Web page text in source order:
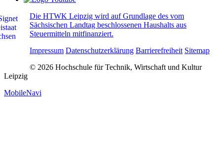
Die HTWK Leipzig wird auf Grundlage des vom
Sächsischen Landtag beschlossenen Haushalts aus
Steuermitteln mitfinanziert.
Impressum Datenschutzerklärung Barrierefreiheit Sitemap
© 2026 Hochschule für Technik, Wirtschaft und Kultur
Leipzig
MobileNavi